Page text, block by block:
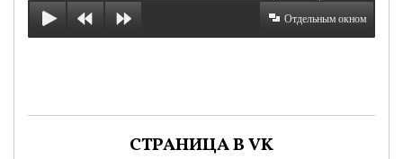
Отдельным окном
СТРАНИЦА В VK